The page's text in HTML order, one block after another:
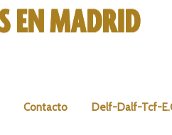
Contacto Delf-Dalf-Tcf-